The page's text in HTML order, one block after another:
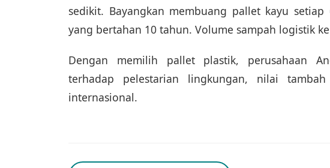
sedikit. Bayangkan membuang pallet kayu
yang bertahan 10 tahun. Volume sampah logistik
Dengan memilih pallet plastik, perusahaan
terhadap pelestarian lingkungan, nilai
internasional.